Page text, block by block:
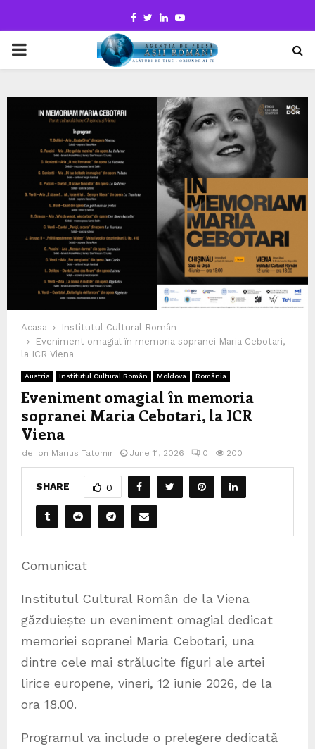
Facebook
TwitterLinkedinYoutube
PRIMARY
Acasa
Institutul Cultural Român
Eveniment omagial în memoria sopranei Maria Cebotari,
la ICR Viena
Austria Institutul Cultural Român Moldova România
Eveniment omagial în memoria
sopranei Maria Cebotari, la ICR
Viena
de Ion Marius Tatomir June 11, 2026 0 200
SHARE 0
Comunicat
Institutul Cultural Român de la Viena
găzduiește un eveniment omagial dedicat
memoriei sopranei Maria Cebotari, una
dintre cele mai strălucite figuri ale artei
lirice europene, vineri, 12 iunie 2026, de la
ora 18.00.
Programul va include o prelegere dedicată